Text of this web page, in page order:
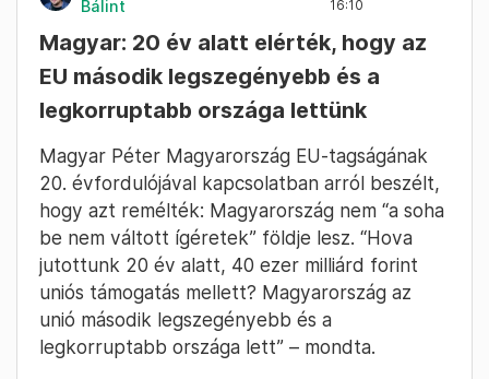
Bálint 16:10
Magyar: 20 év alatt elérték, hogy az
EU második legszegényebb és a
legkorruptabb országa lettünk
Magyar Péter Magyarország EU-tagságának
20. évfordulójával kapcsolatban arról beszélt,
hogy azt remélték: Magyarország nem “a soha
be nem váltott ígéretek” földje lesz. “Hova
jutottunk 20 év alatt, 40 ezer milliárd forint
uniós támogatás mellett? Magyarország az
unió második legszegényebb és a
legkorruptabb országa lett” – mondta.